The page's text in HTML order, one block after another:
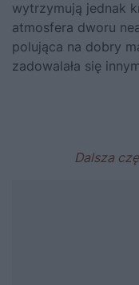
wytrzymują jednak
atmosfera dworu
polująca na dobry
zadowalała się